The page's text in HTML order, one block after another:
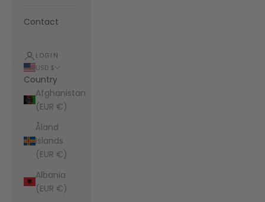
Contact
LOGIN
USD $
Country
Afghanistan
(EUR €)
Åland
Islands
(EUR €)
Albania
(EUR €)